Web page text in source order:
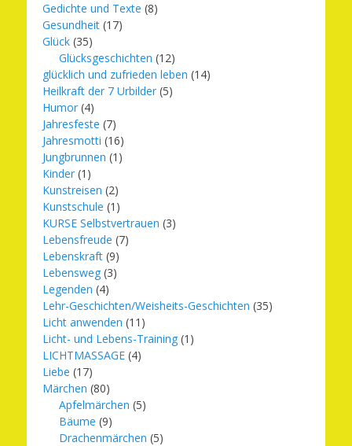
Gedichte und Texte (8)
Gesundheit (17)
Glück (35)
Glücksgeschichten (12)
glücklich und zufrieden leben (14)
Heilkraft der 7 Urbilder (5)
Humor (4)
Jahresfeste (7)
Jahresmotti (16)
Jungbrunnen (1)
Kinder (1)
Kunstreisen (2)
Kunstschule (1)
KURSE Selbstvertrauen (3)
Lebensfreude (7)
Lebenskraft (9)
Lebensweg (3)
Legenden (4)
Lehr-Geschichten/Weisheits-Geschichten (35)
Licht anwenden (11)
Licht- und Lebens-Training (1)
LICHTMASSAGE (4)
Liebe (17)
Märchen (80)
Apfelmärchen (5)
Bäume (9)
Drachenmärchen (5)